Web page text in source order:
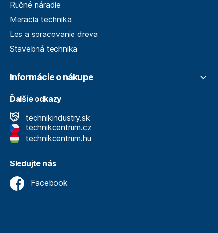
Ručné náradie
Meracia technika
Les a spracovanie dreva
Stavebná technika
Informácie o nákupe
Ďalšie odkazy
technikindustry.sk
technikcentrum.cz
technikcentrum.hu
Sledujte nás
Facebook